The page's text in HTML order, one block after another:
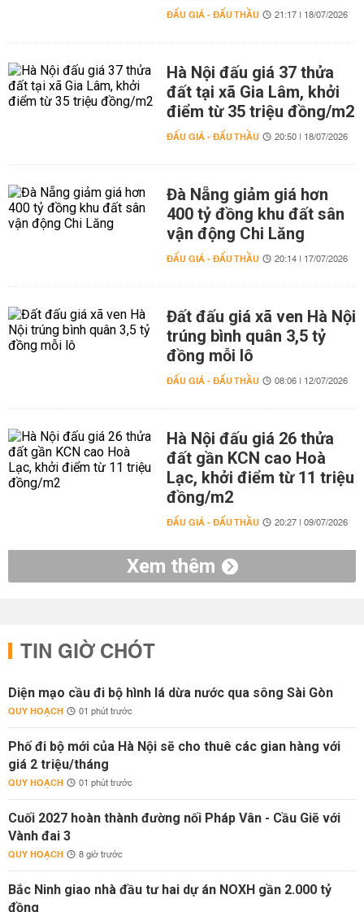
ĐẤU GIÁ - ĐẤU THẦU 21:17 | 18/07/2026
Hà Nội đấu giá 37 thửa
đất tại xã Gia Lâm, khởi
điểm từ 35 triệu đồng/m2
ĐẤU GIÁ - ĐẤU THẦU 20:50 | 18/07/2026
Đà Nẵng giảm giá hơn
400 tỷ đồng khu đất sân
vận động Chi Lăng
ĐẤU GIÁ - ĐẤU THẦU 20:14 | 17/07/2026
Đất đấu giá xã ven Hà Nội
trúng bình quân 3,5 tỷ
đồng mỗi lô
ĐẤU GIÁ - ĐẤU THẦU 08:06 | 12/07/2026
Hà Nội đấu giá 26 thửa
đất gần KCN cao Hoà
Lạc, khởi điểm từ 11 triệu
đồng/m2
ĐẤU GIÁ - ĐẤU THẦU 20:27 | 09/07/2026
Xem thêm
TIN GIỜ CHÓT
Diện mạo cầu đi bộ hình lá dừa nước qua sông Sài Gòn
QUY HOẠCH 01 phút trước
Phố đi bộ mới của Hà Nội sẽ cho thuê các gian hàng với
giá 2 triệu/tháng
QUY HOẠCH 01 phút trước
Cuối 2027 hoàn thành đường nối Pháp Vân - Cầu Giẽ với
Vành đai 3
QUY HOẠCH 8 giờ trước
Bắc Ninh giao nhà đầu tư hai dự án NOXH gần 2.000 tỷ
đồng